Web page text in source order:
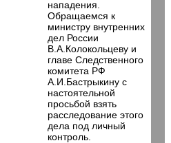
нападения.
Обращаемся к
министру внутренних
дел России
В.А.Колокольцеву и
главе Следственного
комитета РФ
А.И.Бастрыкину с
настоятельной
просьбой взять
расследование этого
дела под личный
контроль.